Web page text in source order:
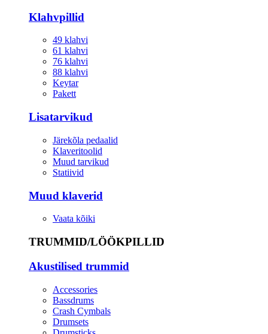
Klahvpillid
49 klahvi
61 klahvi
76 klahvi
88 klahvi
Keytar
Pakett
Lisatarvikud
Järekõla pedaalid
Klaveritoolid
Muud tarvikud
Statiivid
Muud klaverid
Vaata kõiki
TRUMMID/LÖÖKPILLID
Akustilised trummid
Accessories
Bassdrums
Crash Cymbals
Drumsets